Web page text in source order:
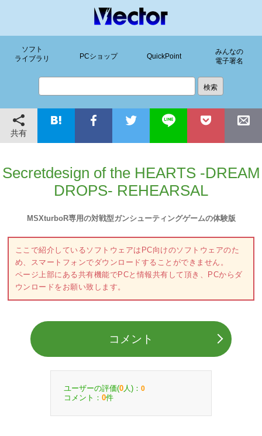
ソフト
ライブラリ
PCショップ QuickPoint
みんなの
電子署名
共有
Secretdesign of the HEARTS -DREAM
DROPS- REHEARSAL
MSXturboR専用の対戦型ガンシューティングゲームの体験版
ここで紹介しているソフトウェアはPC向けのソフトウェアのた
め、スマートフォンでダウンロードすることができません。
ページ上部にある共有機能でPCと情報共有して頂き、PCからダ
ウンロードをお願い致します。
コメント
ユーザーの評価(0 人)： 0
コメント： 0件